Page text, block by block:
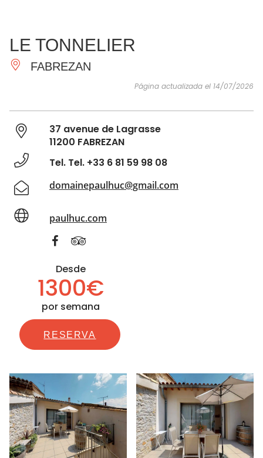
IMPRESCINDIBLES
HACER
LE TONNELIER
FABREZAN
Página actualizada el 14/07/2026
37 avenue de Lagrasse
11200 FABREZAN
Tel. Tel. +33 6 81 59 98 08
domainepaulhuc@gmail.com
paulhuc.com
Desde
1300€
por semana
RESERVA